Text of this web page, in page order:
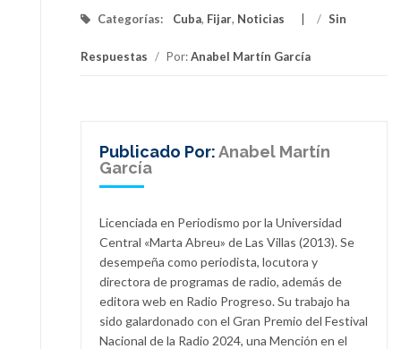
Categorías: Cuba, Fijar, Noticias / Sin
Respuestas / Por:Anabel Martín García
Publicado Por:Anabel Martín
García
Licenciada en Periodismo por la Universidad
Central «Marta Abreu» de Las Villas (2013). Se
desempeña como periodista, locutora y
directora de programas de radio, además de
editora web en Radio Progreso. Su trabajo ha
sido galardonado con el Gran Premio del Festival
Nacional de la Radio 2024, una Mención en el